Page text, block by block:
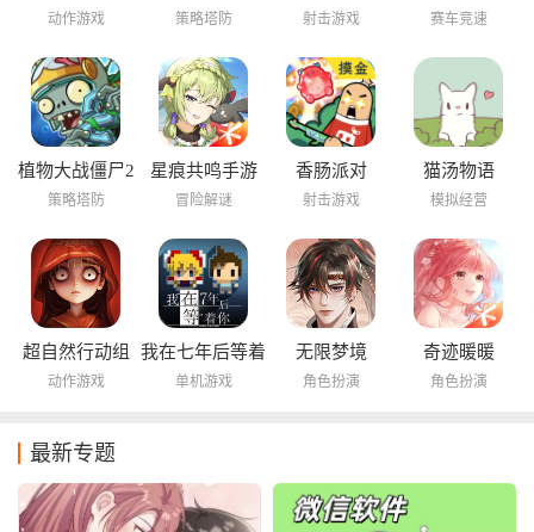
动作游戏 策略塔防 射击游戏 赛车竞速
植物大战僵尸2
海底世界
策略塔防
星痕共鸣手游
冒险解谜
香肠派对
射击游戏
猫汤物语
模拟经营
超自然行动组
动作游戏
我在七年后等着
你
单机游戏
无限梦境
角色扮演
奇迹暖暖
角色扮演
最新专题